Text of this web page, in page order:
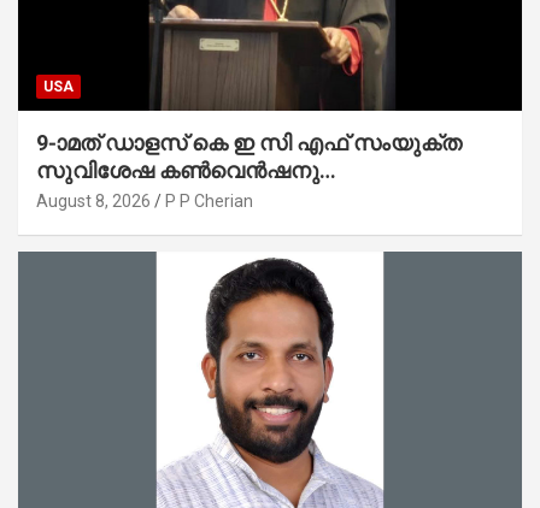
USA
9-ാമത് ഡാളസ് കെ ഇ സി എഫ് സംയുക്ത
സുവിശേഷ കൺവെൻഷനു
പ്രാർത്ഥനാനിർഭരമായ തുടക്കം
August 8, 2026 P P Cherian